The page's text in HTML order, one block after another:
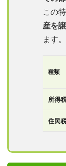
この
産を
ます。
種類
所得
住民